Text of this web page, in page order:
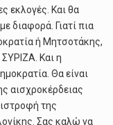
εκλογές. Και θα
διαφορά. Γιατί πια
ή Μητσοτάκης,
Και η
Θα είναι
αισχροκέρδειας
της
Σας καλώ να